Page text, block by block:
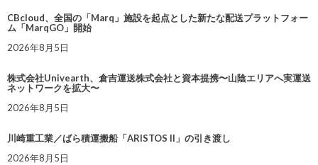
CBcloud、全国の「Marq」施設を起点とした新たな配送プラットフォー
ム「MarqGO」開始
2026年8月5日
株式会社Univearth、倉吉運送株式会社と資本提携〜山陰エリアへ実運送
ネットワークを拡大〜
2026年8月5日
川崎重工業／ばら積運搬船「ARISTOS II」の引き渡し
2026年8月5日